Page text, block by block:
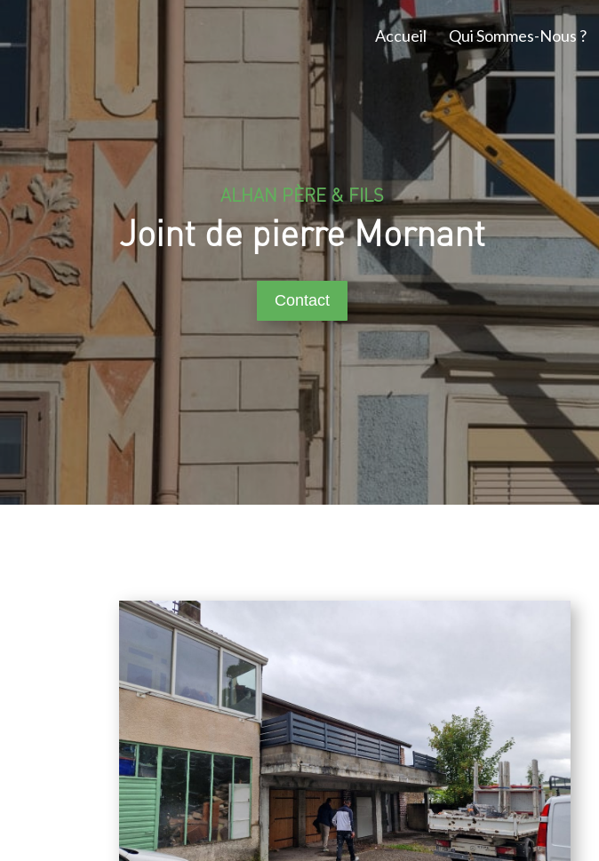
Accueil Qui Sommes-Nous ?
ALHAN PÈRE & FILS
Joint de pierre Mornant
Contact